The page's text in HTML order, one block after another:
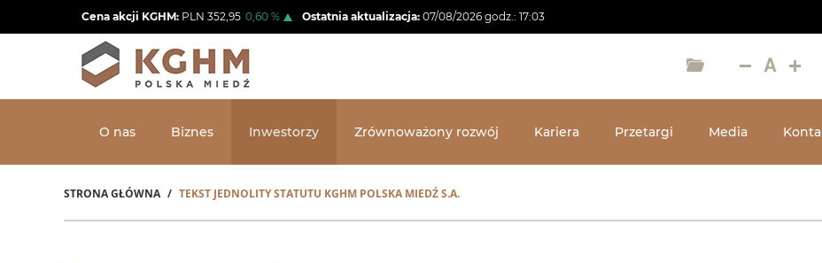
do
Cena akcji KGHM: PLN 352,95 0,60 % Ostatnia aktualizacja: 07/08/2026 godz.: 17:03
O nas Biznes Inwestorzy Zrównoważony rozwój Kariera Przetargi Media
Ścieżka
STRONA GŁÓWNA TEKST JEDNOLITY STATUTU KGHM POLSKA MIEDŹ S.A.